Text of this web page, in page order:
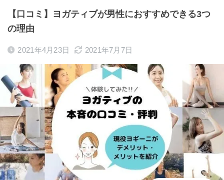
【口コミ】ヨガティブが男性におすすめできる3つ
の理由
2021年4月23日 2021年7月7日